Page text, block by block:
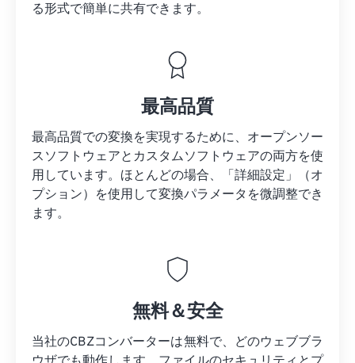
る形式で簡単に共有できます。
最高品質
最高品質での変換を実現するために、オープンソー
スソフトウェアとカスタムソフトウェアの両方を使
用しています。ほとんどの場合、「詳細設定」（オ
プション）を使用して変換パラメータを微調整でき
ます。
無料＆安全
当社のCBZコンバーターは無料で、どのウェブブラ